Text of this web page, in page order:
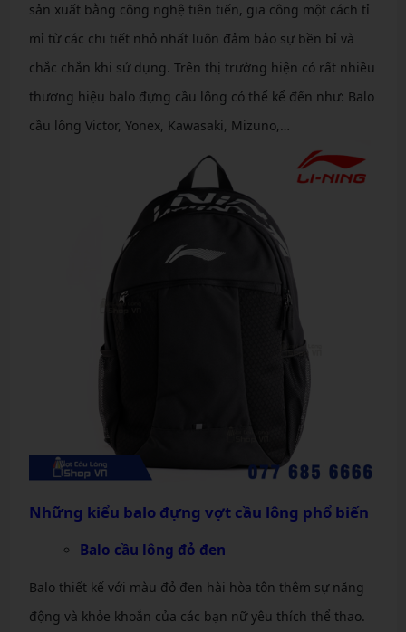
sản xuất bằng công nghệ tiên tiến, gia công một cách tỉ
mỉ từ các chi tiết nhỏ nhất luôn đảm bảo sự bền bỉ và
chắc chắn khi sử dụng. Trên thị trường hiện có rất nhiều
thương hiệu balo đựng cầu lông có thể kể đến như: Balo
cầu lông Victor, Yonex, Kawasaki, Mizuno,…
Những kiểu balo đựng vợt cầu lông phổ biến
Balo cầu lông đỏ đen
Balo thiết kế với màu đỏ đen hài hòa tôn thêm sự năng
động và khỏe khoắn của các bạn nữ yêu thích thể thao.